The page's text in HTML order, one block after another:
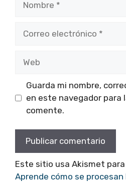
electrónico
Guarda mi nombre,
en este navegador para
comente.
Este sitio usa Akismet
Aprende cómo se